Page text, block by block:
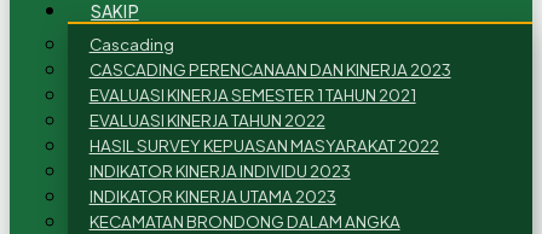
SAKIP
Cascading
CASCADING PERENCANAAN DAN KINERJA 2023
EVALUASI KINERJA SEMESTER 1 TAHUN 2021
EVALUASI KINERJA TAHUN 2022
HASIL SURVEY KEPUASAN MASYARAKAT 2022
INDIKATOR KINERJA INDIVIDU 2023
INDIKATOR KINERJA UTAMA 2023
KECAMATAN BRONDONG DALAM ANGKA